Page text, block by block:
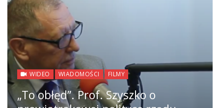
WIDEO WIADOMOŚCI FILMY
„To obłęd”. Prof. Szyszko o